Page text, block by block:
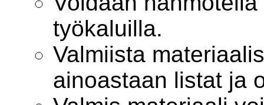
työkaluilla.
Valmiista
ainoastaan listat ja